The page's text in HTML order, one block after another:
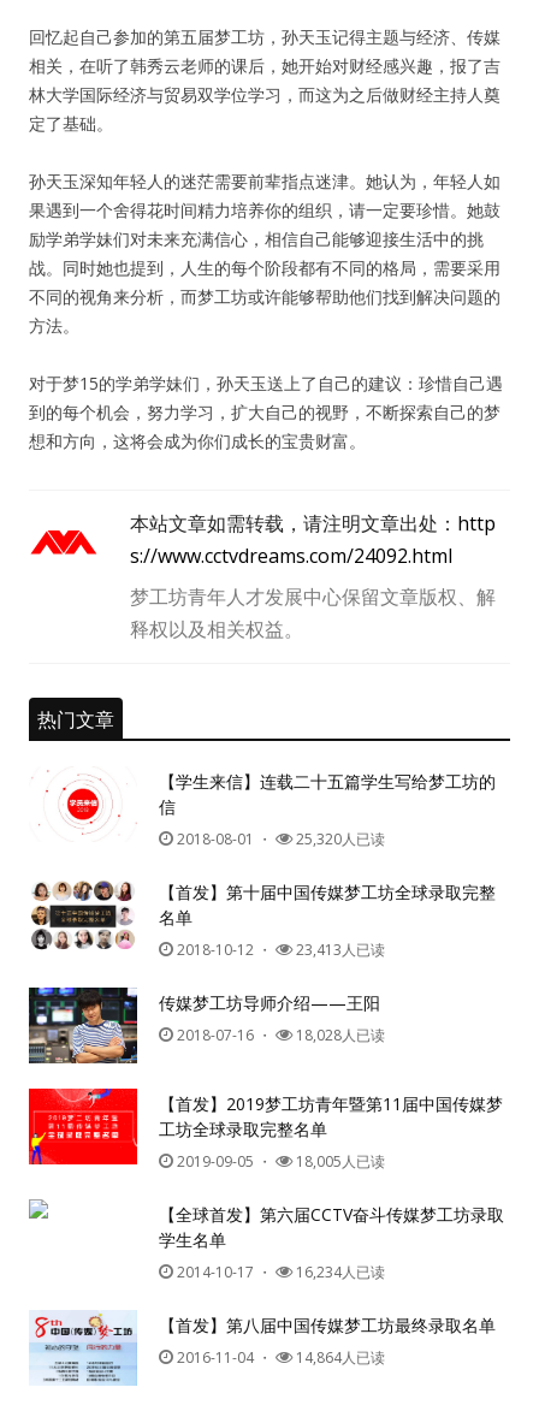
回忆起自己参加的第五届梦工坊，孙天玉记得主题与经济、传媒
相关，在听了韩秀云老师的课后，她开始对财经感兴趣，报了吉
林大学国际经济与贸易双学位学习，而这为之后做财经主持人奠
定了基础。
孙天玉深知年轻人的迷茫需要前辈指点迷津。她认为，年轻人如
果遇到一个舍得花时间精力培养你的组织，请一定要珍惜。她鼓
励学弟学妹们对未来充满信心，相信自己能够迎接生活中的挑
战。同时她也提到，人生的每个阶段都有不同的格局，需要采用
不同的视角来分析，而梦工坊或许能够帮助他们找到解决问题的
方法。
对于梦15的学弟学妹们，孙天玉送上了自己的建议：珍惜自己遇
到的每个机会，努力学习，扩大自己的视野，不断探索自己的梦
想和方向，这将会成为你们成长的宝贵财富。
本站文章如需转载，请注明文章出处： http
s://www.cctvdreams.com/24092.html
梦工坊青年人才发展中心保留文章版权、解
释权以及相关权益。
热门文章
【学生来信】连载二十五篇学生写给梦工坊的
信
2018-08-01 ・ 25,320人已读
【首发】第十届中国传媒梦工坊全球录取完整
名单
2018-10-12 ・ 23,413人已读
传媒梦工坊导师介绍——王阳
2018-07-16 ・ 18,028人已读
【首发】2019梦工坊青年暨第11届中国传媒梦
工坊全球录取完整名单
2019-09-05 ・ 18,005人已读
【全球首发】第六届CCTV奋斗传媒梦工坊录取
学生名单
2014-10-17 ・ 16,234人已读
【首发】第八届中国传媒梦工坊最终录取名单
2016-11-04・ 14,864人已读